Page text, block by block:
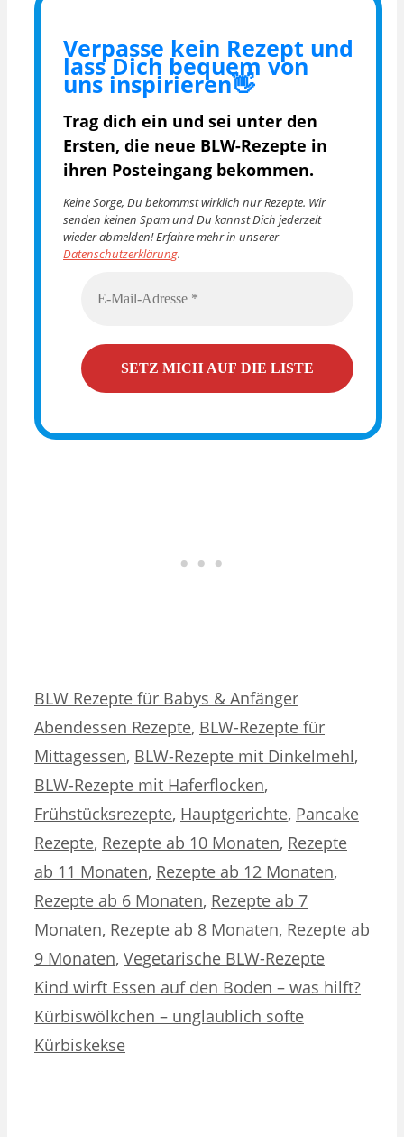
Verpasse kein Rezept und
lass Dich bequem von
uns inspirieren👋
Trag dich ein und sei unter den
Ersten, die neue BLW-Rezepte in
ihren Posteingang bekommen.
Keine Sorge, Du bekommst wirklich nur Rezepte. Wir
senden keinen Spam und Du kannst Dich jederzeit
wieder abmelden! Erfahre mehr in unserer
Datenschutzerklärung.
Kategorien
BLW Rezepte für Babys & AnfängerSchlagwörter
Abendessen Rezepte, BLW-Rezepte für
Mittagessen, BLW-Rezepte mit Dinkelmehl,
BLW-Rezepte mit Haferflocken,
Frühstücksrezepte, Hauptgerichte, Pancake
Rezepte, Rezepte ab 10 Monaten, Rezepte
ab 11 Monaten, Rezepte ab 12 Monaten,
Rezepte ab 6 Monaten, Rezepte ab 7
Monaten, Rezepte ab 8 Monaten, Rezepte ab
9 Monaten, Vegetarische BLW-Rezepte
Kind wirft Essen auf den Boden – was hilft?
Kürbiswölkchen – unglaublich softe
Kürbiskekse